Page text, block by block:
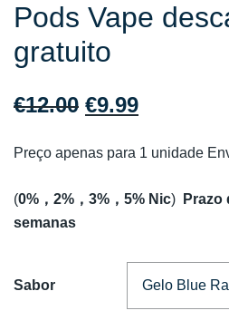
Pods Vape
gratuito
€12.00 O
era:
€9.99O
Preço apenas para 1 unidade
(0%，2%，3%，5% Nic)
Prazo
semanas
Sabor